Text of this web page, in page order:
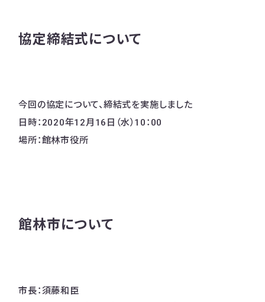
協定締結式について
今回の協定について、締結式を実施しました
日時：2020年12月16日（水）10：00
場所：館林市役所
館林市について
市長：須藤和臣